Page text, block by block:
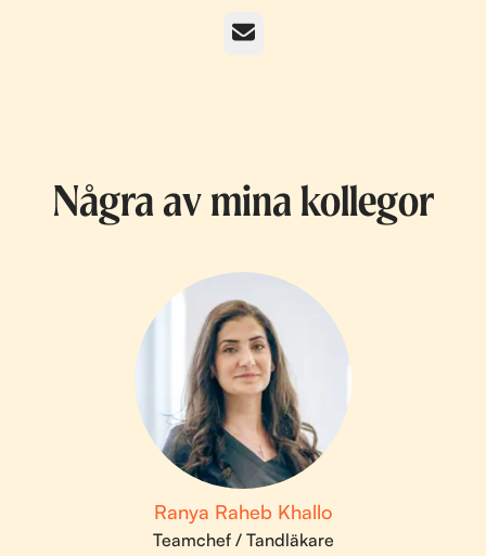
E-post
Några av mina kollegor
Ranya Raheb Khallo
Teamchef / Tandläkare